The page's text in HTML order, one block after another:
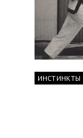
ИНСТИНКТЫ